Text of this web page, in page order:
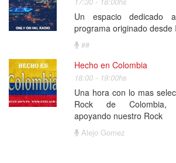
Un espacio dedicado
programa originado desde
##
Hecho en Colombia
18:00 - 19:00hs
Una hora con lo mas
Rock de Colombia,
apoyando nuestro Rock
Alejo Gomez